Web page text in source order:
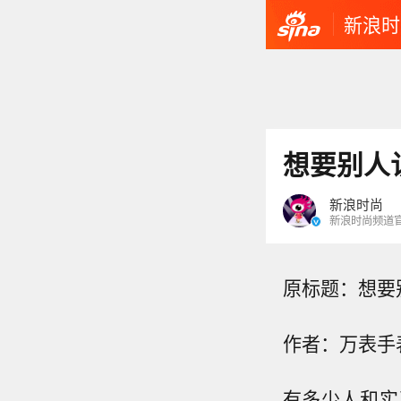
新浪
想要别人
新浪时尚
新浪时尚频道
原标题：想
作者：万表